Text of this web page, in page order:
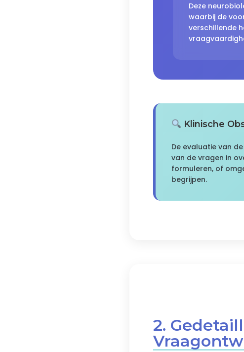
Deze
waarbij de
verschillende
Klinische
De evaluatie van
van de vragen in
formuleren, of
begrijpen.
2.